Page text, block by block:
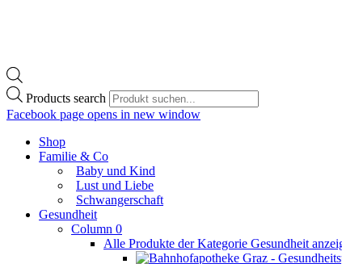
Products search
Facebook page opens in new window
Shop
Familie & Co
Baby und Kind
Lust und Liebe
Schwangerschaft
Gesundheit
Column 0
Alle Produkte der Kategorie Gesundheit